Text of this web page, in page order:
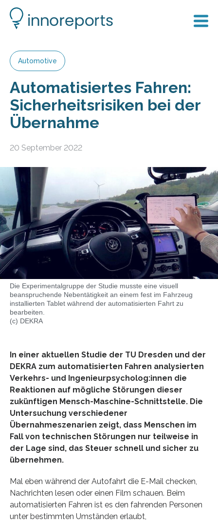
Automotive
Automatisiertes Fahren:
Sicherheitsrisiken bei der
Übernahme
20 September 2022
Die Experimentalgruppe der Studie musste eine visuell
beanspruchende Nebentätigkeit an einem fest im Fahrzeug
installierten Tablet während der automatisierten Fahrt zu
bearbeiten.
(c) DEKRA
In einer aktuellen Studie der TU Dresden und der
DEKRA zum automatisierten Fahren analysierten
Verkehrs- und Ingenieurpsycholog:innen die
Reaktionen auf mögliche Störungen dieser
zukünftigen Mensch-Maschine-Schnittstelle. Die
Untersuchung verschiedener
Übernahmeszenarien zeigt, dass Menschen im
Fall von technischen Störungen nur teilweise in
der Lage sind, das Steuer schnell und sicher zu
übernehmen.
Mal eben während der Autofahrt die E-Mail checken,
Nachrichten lesen oder einen Film schauen. Beim
automatisierten Fahren ist es den fahrenden Personen
unter bestimmten Umständen erlaubt,